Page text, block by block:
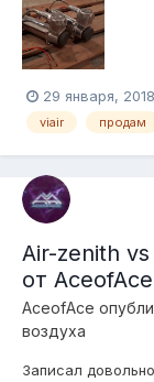
запчасти можно
заниматься....
29 января, 2018
viair продам
Air-zenith
от
AceofAce
воздуха
Записал